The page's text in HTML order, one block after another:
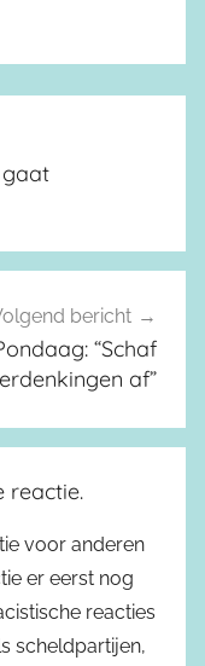
gaat
bericht
“Schaf
af”
reactie.
voor anderen
er eerst nog
reacties
scheldpartijen,